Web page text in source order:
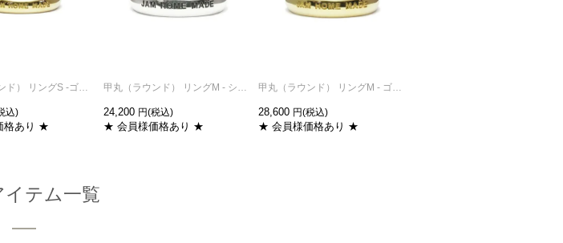
格あり ★
24,200
★ 会員様価格あり ★
28,600
★ 会員様価格あり ★
テム一覧